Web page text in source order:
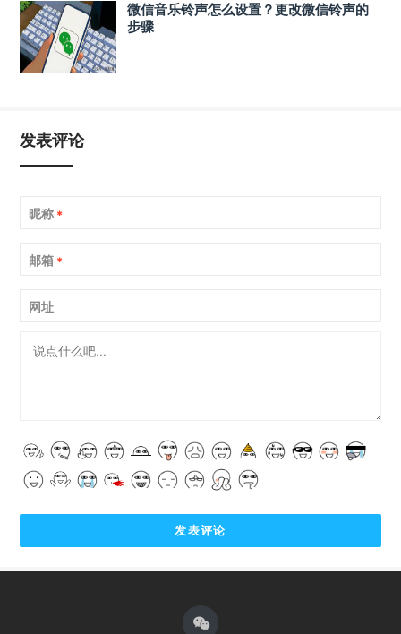
微信音乐铃声怎么设置？更改微信铃声的
步骤
发表评论
昵称 *
邮箱 *
网址